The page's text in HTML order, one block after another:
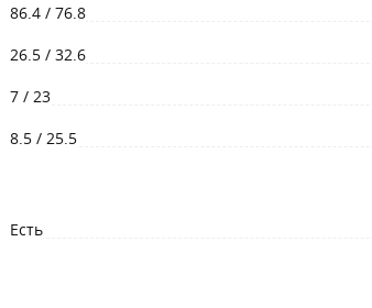
86.4 / 76.8
26.5 / 32.6
7 / 23
8.5 / 25.5
Есть